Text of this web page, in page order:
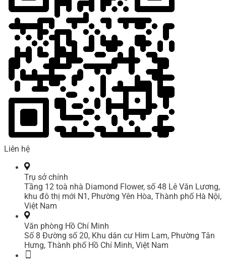
Liên hệ
Trụ sở chính
Tầng 12 toà nhà Diamond Flower, số 48 Lê Văn Lương,
khu đô thị mới N1, Phường Yên Hòa, Thành phố Hà Nội,
Việt Nam
Văn phòng Hồ Chí Minh
Số 8 Đường số 20, Khu dân cư Him Lam, Phường Tân
Hưng, Thành phố Hồ Chí Minh, Việt Nam